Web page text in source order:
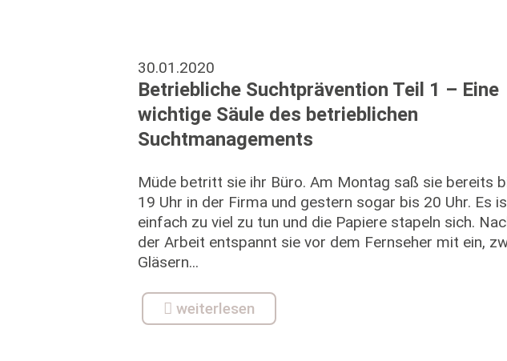
30.01.2020
Betriebliche Suchtprävention Teil 1 – Eine
wichtige Säule des betrieblichen
Suchtmanagements
Müde betritt sie ihr Büro. Am Montag saß sie bereits
19 Uhr in der Firma und gestern sogar bis 20 Uhr. Es
einfach zu viel zu tun und die Papiere stapeln sich.
der Arbeit entspannt sie vor dem Fernseher mit ein,
Gläsern...
weiterlesen